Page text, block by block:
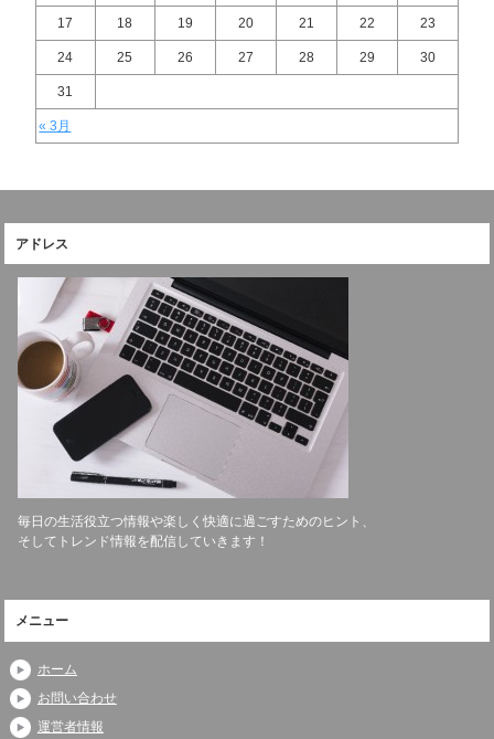
« 3月
17 18 19 20 21 22 23
24 25 26 27 28 29 30
31
アドレス
毎日の生活役立つ情報や楽しく快適に過ごすためのヒント、
そしてトレンド情報を配信していきます！
メニュー
ホーム
お問い合わせ
運営者情報